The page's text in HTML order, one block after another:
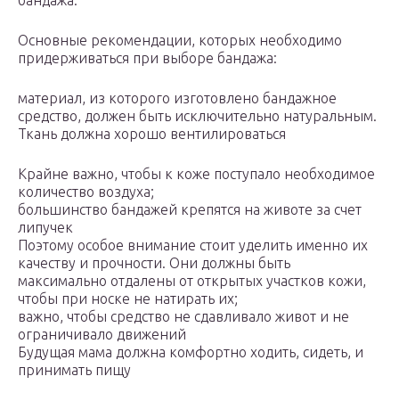
Основные рекомендации, которых необходимо
придерживаться при выборе бандажа:
материал, из которого изготовлено бандажное
средство, должен быть исключительно натуральным.
Ткань должна хорошо вентилироваться
Крайне важно, чтобы к коже поступало необходимое
количество воздуха;
большинство бандажей крепятся на животе за счет
липучек
Поэтому особое внимание стоит уделить именно их
качеству и прочности. Они должны быть
максимально отдалены от открытых участков кожи,
чтобы при носке не натирать их;
важно, чтобы средство не сдавливало живот и не
ограничивало движений
Будущая мама должна комфортно ходить, сидеть, и
принимать пищу